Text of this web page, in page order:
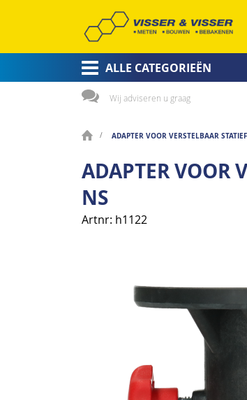
ALLE CATEGORIEËN
Wij adviseren u graag
ADAPTER VOOR VERSTELBAAR
ADAPTER VOOR
NS
Artnr h1122